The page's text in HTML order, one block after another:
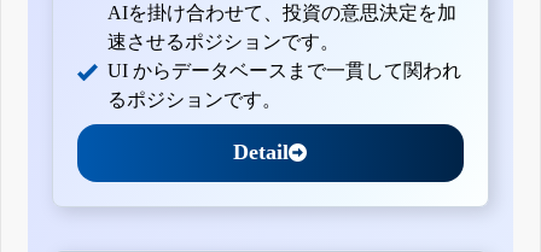
AIを掛け合わせて、投資の意思決定を加
速させるポジションです。
UI からデータベースまで一貫して関われ
るポジションです。
Detail